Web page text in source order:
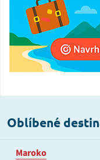
Oblíbené
Maroko